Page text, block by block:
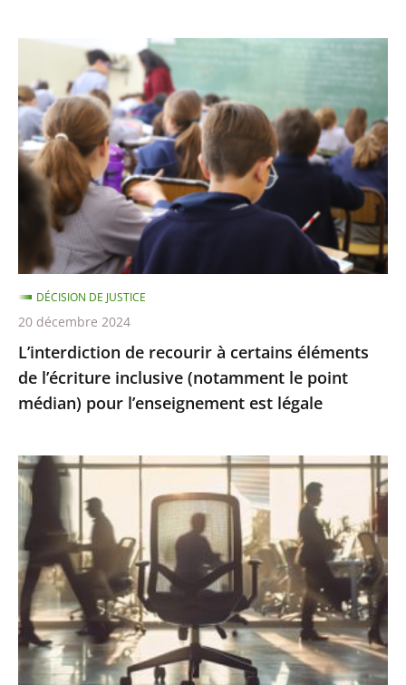
des
suffisantes
L’interdiction
recourir
à
certains
éléments
l’écriture
inclusive
(notamment
le
point
médian)
pour
l’enseignement
légale
L’interdiction de recourir à certains éléments
de l’écriture inclusive (notamment le point
médian) pour l’enseignement est légale
DÉCISION DE JUSTICE
20 décembre 2024
Présomption
de
démission
en
cas
d’abandon
de
poste
: